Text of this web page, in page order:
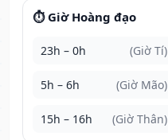
⏱️ Giờ Hoàng đạo
23h – 0h (Giờ Tí)
5h – 6h (Giờ Mão)
15h – 16h (Giờ Thân)